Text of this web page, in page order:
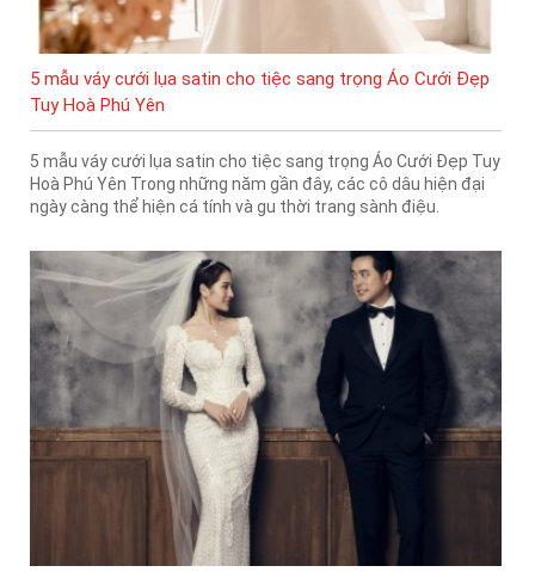
5 mẫu váy cưới lụa satin cho tiệc sang trọng Áo Cưới Đẹp
Tuy Hoà Phú Yên
5 mẫu váy cưới lụa satin cho tiệc sang trọng Áo Cưới Đẹp Tuy
Hoà Phú Yên Trong những năm gần đây, các cô dâu hiện đại
ngày càng thể hiện cá tính và gu thời trang sành điệu.